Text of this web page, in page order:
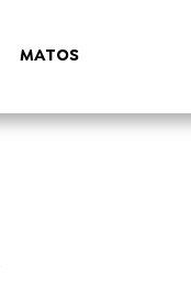
MATOS